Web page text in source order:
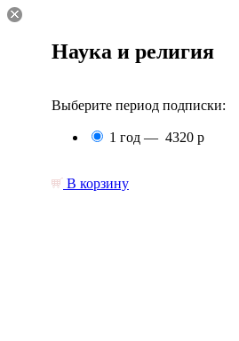
Наука и религия
Выберите период подписки:
1 год — 4320 р
В корзину